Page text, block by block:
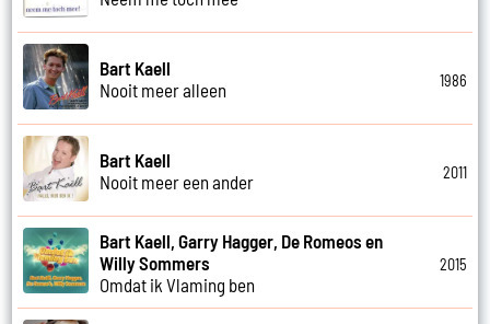
Bart Kaell
Nooit meer alleen
1986
Bart Kaell
Nooit meer een ander
2011
Bart Kaell, Garry Hagger, De Romeos en
Willy Sommers
Omdat ik Vlaming ben
2015